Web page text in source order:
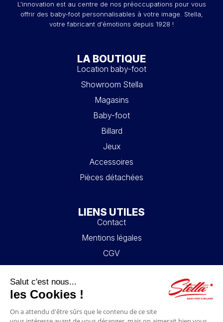
L'innovation est au centre de nos préoccupations pour vous
offrir des baby-foot personnalisables à votre image. Stella,
votre fabricant d'émotions depuis 1928 !
LA BOUTIQUE
Location baby-foot
Showroom Stella
Magasins
Baby-foot
Billard
Jeux
Accessoires
Pièces détachées
LIENS UTILES
Contact
Mentions légales
CGV